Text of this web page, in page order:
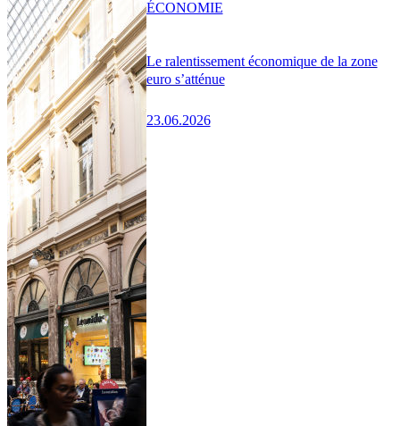
Le ralentissement économique de la zone
euro s’atténue
23.06.2026
ÉCONOMIE